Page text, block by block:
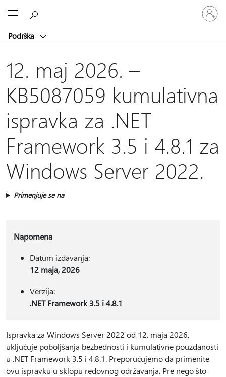
Podrška
Prijavite
se
na
12. maj 2026. –
KB5087059 kumulativna
ispravka za .NET
Framework 3.5 i 4.8.1 za
Windows Server 2022.
Primenjuje se na
Napomena
Datum izdavanja:
12 maja, 2026
Verzija:
.NET Framework 3.5 i 4.8.1
Ispravka za Windows Server 2022 od 12. maja 2026.
uključuje poboljšanja bezbednosti i kumulativne pouzdanosti
u .NET Framework 3.5 i 4.8.1. Preporučujemo da primenite
ovu ispravku u sklopu redovnog održavanja. Pre nego što